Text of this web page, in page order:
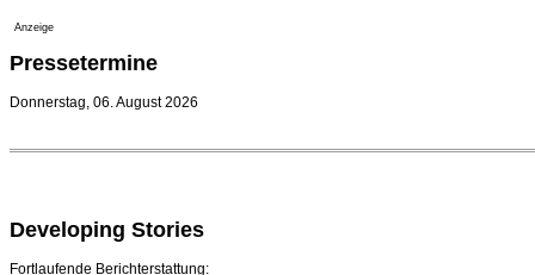
Anzeige
Pressetermine
Donnerstag, 06. August 2026
Developing Stories
Fortlaufende Berichterstattung: